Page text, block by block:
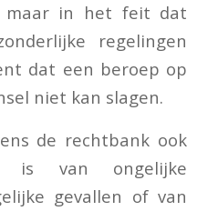
maar in het feit dat
regelingen
dat een beroep op
niet kan slagen.
de rechtbank ook
is van ongelijke
gevallen of van